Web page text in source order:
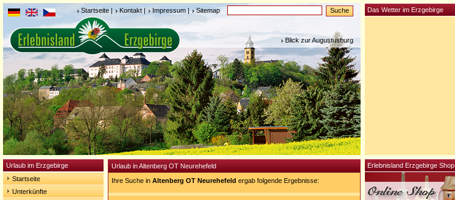
Startseite | Kontakt | Impressum| Sitemap
Blick zur Augustusburg
Urlaub im Erzgebirge
Startseite
Unterkünfte
Urlaub in Altenberg OT Neurehefeld
Ihre Suche in Altenberg OT Neurehefeld ergab folgende Ergebnisse:
Erlebnisland Erzgebirge Shop
Das Wetter im Erzgebirge